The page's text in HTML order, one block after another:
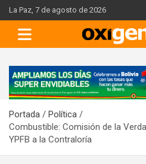
Skip
to
content
La Paz, 7 de agosto de 2026
A
d
e
r
t
Portada
Política
Combustible: Comisión de la
YPFB a la Contraloría